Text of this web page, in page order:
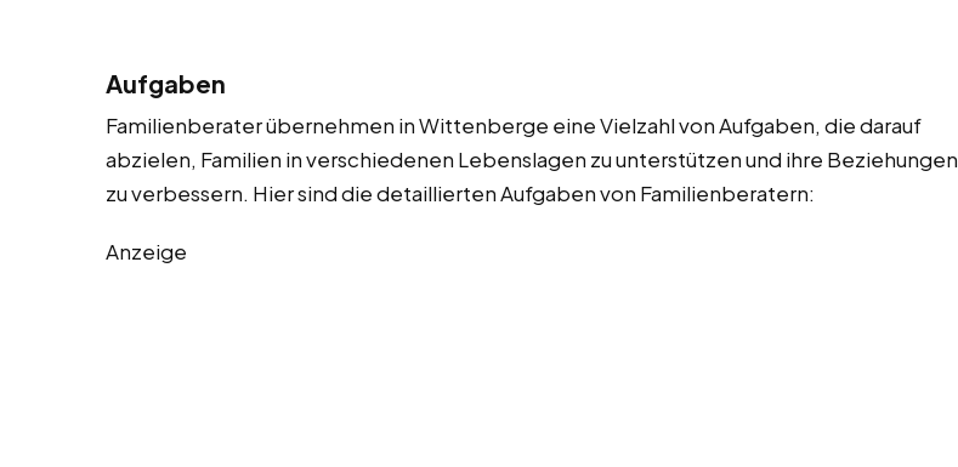
Aufgaben
Familienberater übernehmen in Wittenberge eine Vielzahl von Aufgaben, die darauf
abzielen, Familien in verschiedenen Lebenslagen zu unterstützen und ihre Beziehungen
zu verbessern. Hier sind die detaillierten Aufgaben von Familienberatern:
Anzeige